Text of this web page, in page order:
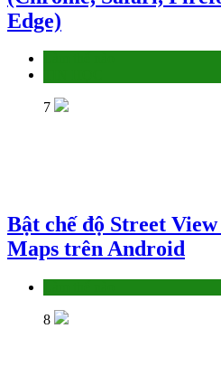
Edge)
7
Bật chế độ Street
Maps trên Android
8